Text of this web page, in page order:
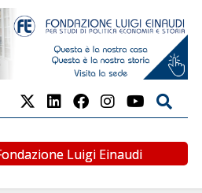
Luigi Einaudi